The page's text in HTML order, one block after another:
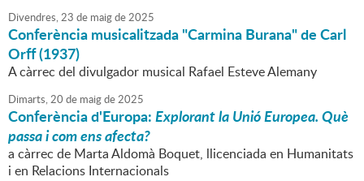
Divendres,23 de maigde2025
Conferència musicalitzada "Carmina Burana" de Carl
Orff (1937)
A càrrec del divulgador musical Rafael Esteve Alemany
Dimarts,20 de maigde2025
Conferència d'Europa:Explorant la Unió Europea. Què
passa i com ens afecta?
a càrrec de Marta Aldomà Boquet, llicenciada en Humanitats
i en Relacions Internacionals